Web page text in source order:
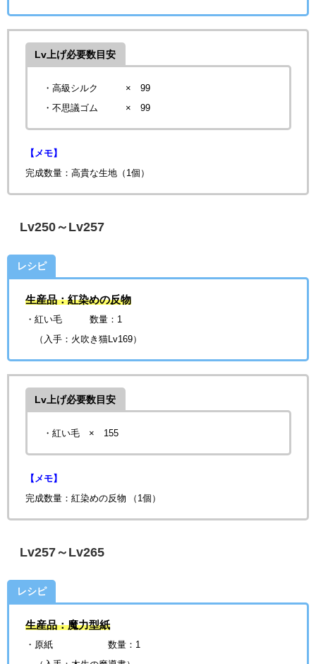
Lv上げ必要数目安
・高級シルク × 99
・不思議ゴム × 99
【メモ】
完成数量：高貴な生地（1個）
Lv250～Lv257
レシピ
生産品：紅染めの反物
・紅い毛 数量：1
（入手：火吹き猫Lv169）
Lv上げ必要数目安
・紅い毛 × 155
【メモ】
完成数量： 紅染めの反物 （1個）
Lv257～Lv265
レシピ
生産品：魔力型紙
・原紙 数量：1